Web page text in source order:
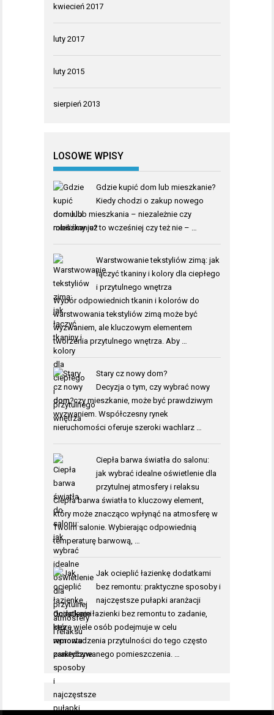
kwiecień 2017
luty 2017
luty 2015
sierpień 2013
LOSOWE WPISY
Gdzie kupić dom lub mieszkanie?
Kiedy chodzi o zakup nowego
domu lub mieszkania – niezależnie czy
robiliśmy już to wcześniej czy też nie – …
Warstwowanie tekstyliów zimą: jak
łączyć tkaniny i kolory dla ciepłego
i przytulnego wnętrza
Wybór odpowiednich tkanin i kolorów do
warstwowania tekstyliów zimą może być
wyzwaniem, ale kluczowym elementem
tworzenia przytulnego wnętrza. Aby …
Stary cz nowy dom?
Decyzja o tym, czy wybrać nowy
dom, czy mieszkanie, może być prawdziwym
wyzwaniem. Współczesny rynek
nieruchomości oferuje szeroki wachlarz …
Ciepła barwa światła do salonu:
jak wybrać idealne oświetlenie dla
przytulnej atmosfery i relaksu
Ciepła barwa światła to kluczowy element,
który może znacząco wpłynąć na atmosferę w
Twoim salonie. Wybierając odpowiednią
temperaturę barwową, …
Jak ocieplić łazienkę dodatkami
bez remontu: praktyczne sposoby i
najczęstsze pułapki aranżacji
Ocieplenie łazienki bez remontu to zadanie,
które wiele osób podejmuje w celu
wprowadzenia przytulności do tego często
zaniedbywanego pomieszczenia. …